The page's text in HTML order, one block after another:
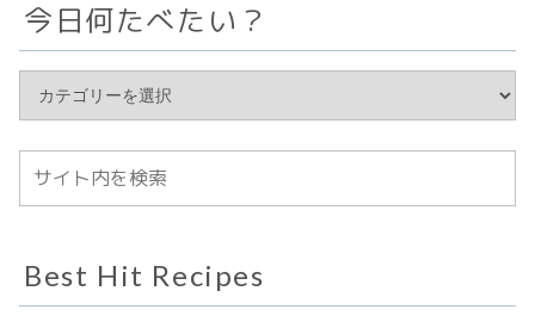
今日何たべたい？
Best Hit Recipes